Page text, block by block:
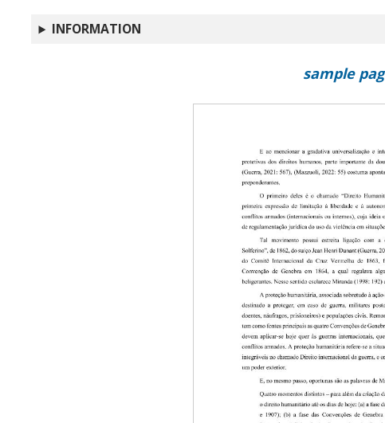
INFORMATION
sample